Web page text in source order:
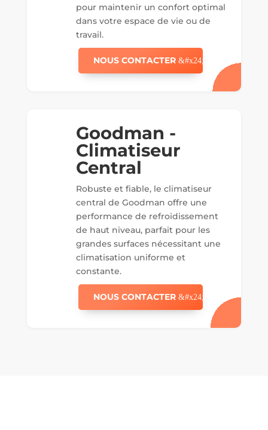
pour maintenir un confort optimal
dans votre espace de vie ou de
travail.
NOUS CONTACTER
Goodman -
Climatiseur
Central
Robuste et fiable, le climatiseur
central de Goodman offre une
performance de refroidissement
de haut niveau, parfait pour les
grandes surfaces nécessitant une
climatisation uniforme et
constante.
NOUS CONTACTER